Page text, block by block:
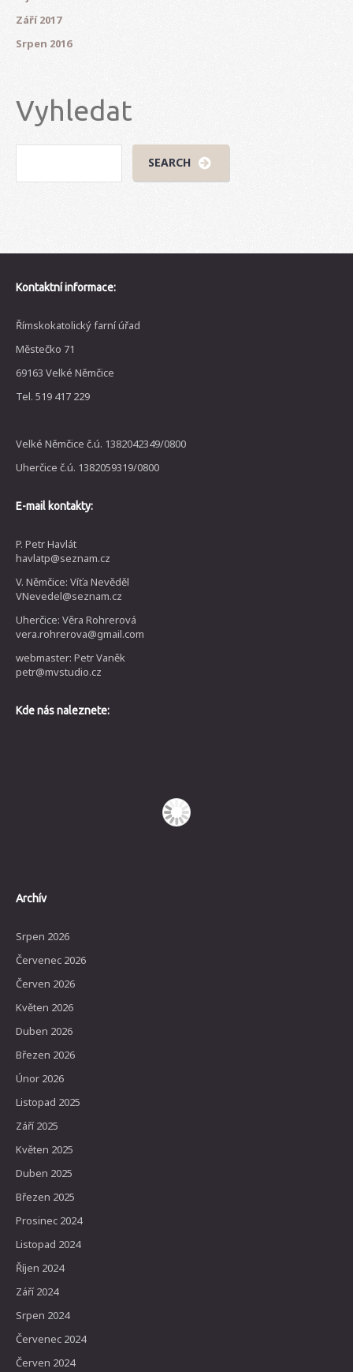
Září 2017
Srpen 2016
Vyhledat
Kontaktní informace:
Římskokatolický farní úřad
Městečko 71
69163 Velké Němčice
Tel. 519 417 229
Velké Němčice č.ú. 1382042349/0800
Uherčice č.ú. 1382059319/0800
E-mail kontakty:
P. Petr Havlát
havlatp@seznam.cz
V. Němčice: Víťa Nevěděl
VNevedel@seznam.cz
Uherčice: Věra Rohrerová
vera.rohrerova@gmail.com
webmaster: Petr Vaněk
petr@mvstudio.cz
Kde nás naleznete:
Archív
Srpen 2026
Červenec 2026
Červen 2026
Květen 2026
Duben 2026
Březen 2026
Únor 2026
Listopad 2025
Září 2025
Květen 2025
Duben 2025
Březen 2025
Prosinec 2024
Listopad 2024
Říjen 2024
Září 2024
Srpen 2024
Červenec 2024
Červen 2024